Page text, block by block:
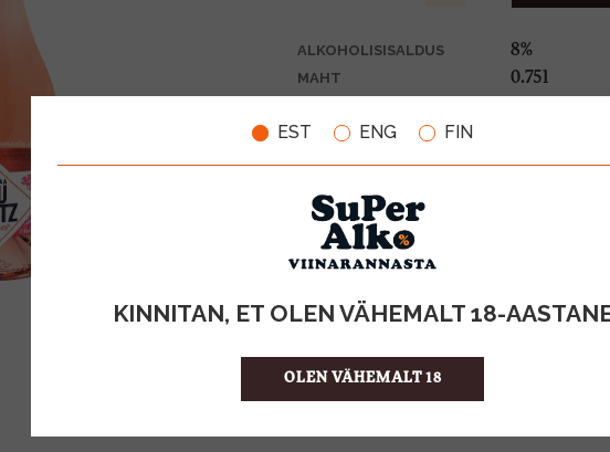
EST ENG FIN
KINNITAN, ET OLEN VÄHEMALT 18-
OLEN VÄHEMALT 18
ALKOHOLISISALDUS 8%
MAHT 0.75l
TOOTE LIIK
ÜHIKU HIND
KOGUS KASTIS